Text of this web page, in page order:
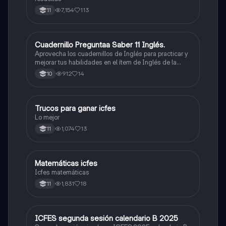
11 7,154 113
ICFES: Inglés
Cuadernillo Preguntaa Saber 11 Inglés.
Aprovecha los cuadernillos de Inglés para practicar y
mejorar tus habilidades en el ítem de Inglés de la
Prueba Saber 11. 🫡
10 912 14
Química
Trucos para ganar icfes
Lo mejor
11 1,074 13
ICFES: Matemáticas
Matemáticas icfes
Icfes matemáticas
11 1,831 18
ICFES: Lectura Crítica
ICFES segunda sesión calendario B 2025